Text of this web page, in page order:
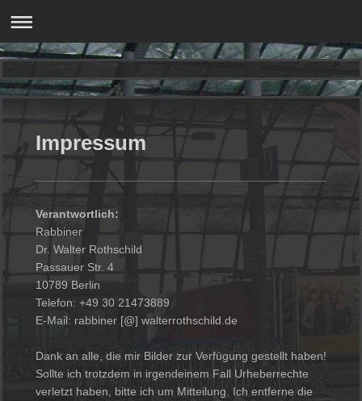
Impressum
Verantwortlich:
Rabbiner
Dr. Walter Rothschild
Passauer Str. 4
10789 Berlin
Telefon: +49 30 21473889
E-Mail: rabbiner [@] walterrothschild.de
Dank an alle, die mir Bilder zur Verfügung gestellt haben!
Sollte ich trotzdem in irgendeinem Fall Urheberrechte
verletzt haben, bitte ich um Mitteilung. Ich entferne die